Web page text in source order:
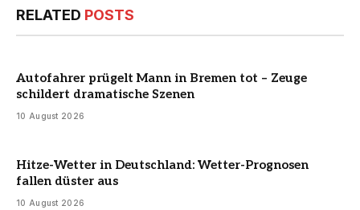
RELATED POSTS
Autofahrer prügelt Mann in Bremen tot – Zeuge
schildert dramatische Szenen
10 August 2026
Hitze-Wetter in Deutschland: Wetter-Prognosen
fallen düster aus
10 August 2026